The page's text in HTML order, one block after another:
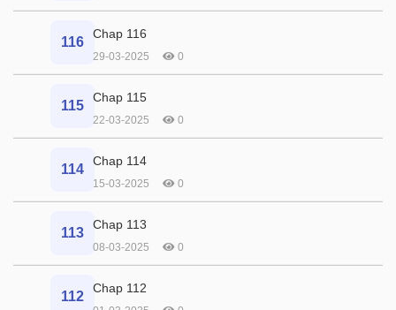
116
Chap 116
29-03-2025 0
115
Chap 115
22-03-2025 0
114
Chap 114
15-03-2025 0
113
Chap 113
08-03-2025 0
112
Chap 112